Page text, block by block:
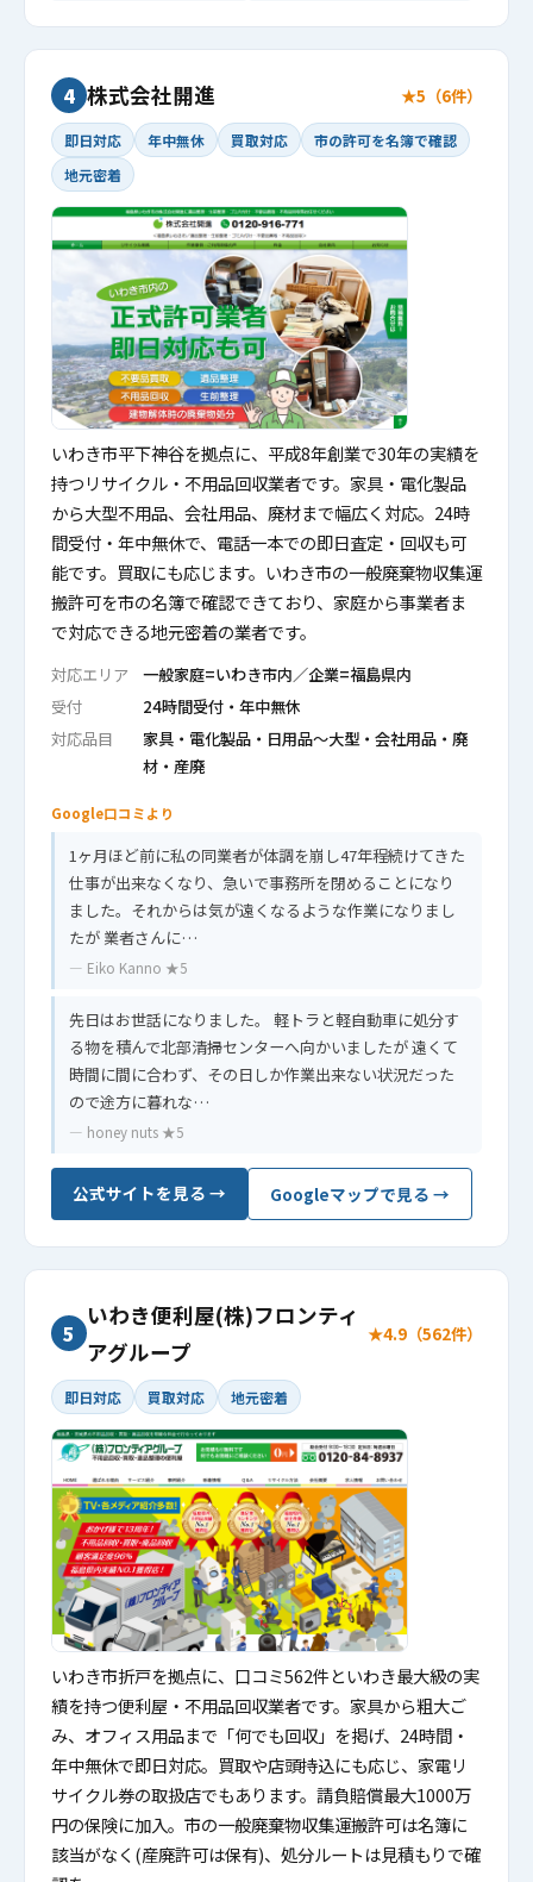
4 株式会社開進 ★5（6件）
即日対応 年中無休 買取対応
市の許可を名簿で確認
地元密着
いわき市平下神谷を拠点に、平成8年創業で30年の実績を
持つリサイクル・不用品回収業者です。家具・電化製品
から大型不用品、会社用品、廃材まで幅広く対応。24時
間受付・年中無休で、電話一本での即日査定・回収も可
能です。買取にも応じます。いわき市の一般廃棄物収集運
搬許可を市の名簿で確認できており、家庭から事業者ま
で対応できる地元密着の業者です。
対応エリア
一般家庭=いわき市内／企業=福島県内
受付
24時間受付・年中無休
対応品目
家具・電化製品・日用品〜大型・会社用品・廃
材・産廃
Google口コミより
1ヶ月ほど前に私の同業者が体調を崩し47年程続けてきた
仕事が出来なくなり、急いで事務所を閉めることになり
ました。それからは気が遠くなるような作業になりまし
たが 業者さんに…
— Eiko Kanno ★5
先日はお世話になりました。 軽トラと軽自動車に処分す
る物を積んで北部清掃センターへ向かいましたが 遠くて
時間に間に合わず、その日しか作業出来ない状況だった
ので途方に暮れな…
— honey nuts ★5
公式サイトを見る → Googleマップで見る →
5
いわき便利屋(株)フロンティ
アグループ
★4.9（562件）
即日対応 買取対応 地元密着
いわき市折戸を拠点に、口コミ562件といわき最大級の実
績を持つ便利屋・不用品回収業者です。家具から粗大ご
み、オフィス用品まで「何でも回収」を掲げ、24時間・
年中無休で即日対応。買取や店頭持込にも応じ、家電リ
サイクル券の取扱店でもあります。請負賠償最大1000万
円の保険に加入。市の一般廃棄物収集運搬許可は名簿に
該当がなく(産廃許可は保有)、処分ルートは見積もりで確